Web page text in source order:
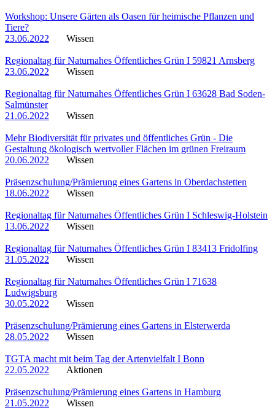
Workshop: Unsere Gärten als Oasen für heimische Pflanzen und
Tiere?
23.06.2022
Wissen
Regionaltag für Naturnahes Öffentliches Grün I 59821 Arnsberg
23.06.2022
Wissen
Regionaltag für Naturnahes Öffentliches Grün I 63628 Bad Soden-
Salmünster
21.06.2022
Wissen
Mehr Biodiversität für privates und öffentliches Grün - Die
Gestaltung ökologisch wertvoller Flächen im grünen Freiraum
20.06.2022
Wissen
Präsenzschulung/Prämierung eines Gartens in Oberdachstetten
18.06.2022
Wissen
Regionaltag für Naturnahes Öffentliches Grün I Schleswig-Holstein
13.06.2022
Wissen
Regionaltag für Naturnahes Öffentliches Grün I 83413 Fridolfing
31.05.2022
Wissen
Regionaltag für Naturnahes Öffentliches Grün I 71638
Ludwigsburg
30.05.2022
Wissen
Präsenzschulung/Prämierung eines Gartens in Elsterwerda
28.05.2022
Wissen
TGTA macht mit beim Tag der Artenvielfalt I Bonn
22.05.2022
Aktionen
Präsenzschulung/Prämierung eines Gartens in Hamburg
21.05.2022
Wissen